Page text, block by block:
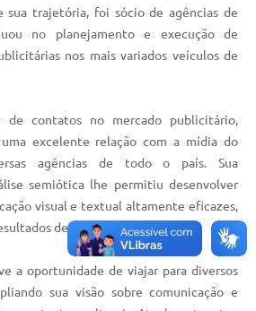
sua trajetória, foi sócio de agências de
no planejamento e execução de
nos mais variados veículos de
contatos no mercado publicitário,
excelente relação com a mídia do
agências de todo o país. Sua
semiótica lhe permitiu desenvolver
visual e textual altamente eficazes,
de alta performance.
a oportunidade de viajar para diversos
sua visão sobre comunicação e